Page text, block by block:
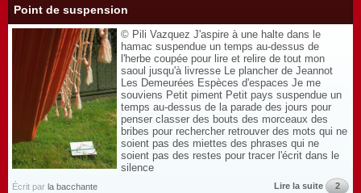
Point de suspension
© Pili Vazquez J'aspire à une halte dans le
hamac suspendue un temps au-dessus de
l'herbe coupée pour lire et relire de tout mon
saoul jusqu'à livresse Le plancher de Jeannot
Les Demeurées Espèces d'espaces Je me
souviens Petit piment Petit pays suspendue un
temps au-dessus de la parade des jours pour
penser classer des bouts des morceaux des
bribes pour rechercher retrouver des mots qui ne
soient pas des miettes des phrases qui ne
soient pas des restes pour tracer l'écrit dans le
silence
Écrit par la bacchante Lire la suite 2